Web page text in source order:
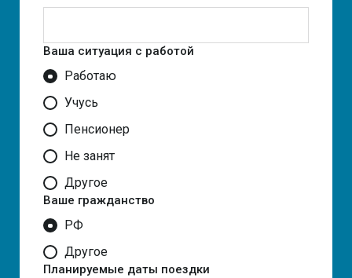
Ваша ситуация с работой
Работаю
Учусь
Пенсионер
Не занят
Другое
Ваше гражданство
РФ
Другое
Планируемые даты поездки